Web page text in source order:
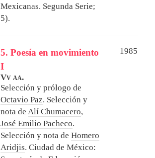
Mexicanas. Segunda Serie;
5).
5. Poesía en movimiento
I
1985
Vv aa.
Selección y prólogo de
Octavio Paz. Selección y
nota de Alí Chumacero,
José Emilio Pacheco.
Selección y nota de Homero
Aridjis. Ciudad de México: